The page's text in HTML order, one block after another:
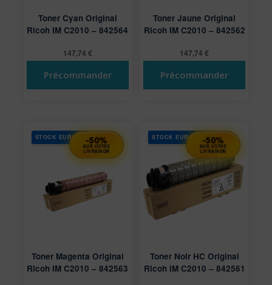
Toner Cyan Original
Ricoh IM C2010 – 842564
147,74 €
Précommander
Toner Jaune Original
Ricoh IM C2010 – 842562
147,74€
Précommander
STOCK EUROPE -50%
SUR VOTRE
LIVRAISON
Toner Magenta Original
Ricoh IM C2010 – 842563
STOCK EUROPE -50%
SUR VOTRE
LIVRAISON
Toner Noir HC Original
Ricoh IM C2010 – 842561